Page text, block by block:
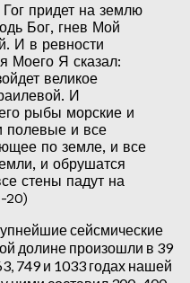
Гог придет на землю
Бог, гнев Мой
И в ревности
Моего Я сказал:
великое
И
рыбы морские и
полевые и все
по земле, и все
и обрушатся
стены падут на
20)
сейсмические
долине произошли в 39
749 и 1033 годах нашей